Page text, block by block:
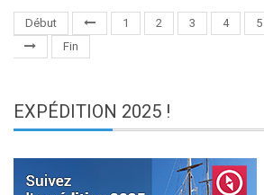
Début 1 2 3 4 5
Fin
EXPÉDITION 2025 !